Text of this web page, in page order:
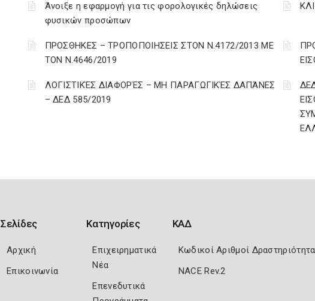
Άνοιξε η εφαρμογή για τις φορολογικές δηλώσεις
φυσικών προσώπων
ΠΡΟΣΘΗΚΕΣ – ΤΡΟΠΟΠΟΙΗΣΕΙΣ ΣΤΟΝ Ν.4172/2013 ΜΕ
ΤΟΝ Ν.4646/2019
ΛΟΓΙΣΤΙΚΈΣ ΔΙΑΦΟΡΈΣ – ΜΗ ΠΑΡΑΓΩΓΙΚΈΣ ΔΑΠΆΝΕΣ
– ΔΕΔ 585/2019
Σελίδες
Αρχική
Επικοινωνία
Κατηγορίες
Επιχειρηματικά
Νέα
Επενεδυτικά
ΚΑΔ
Κωδικοί Αριθμοί
NACE Rev.2